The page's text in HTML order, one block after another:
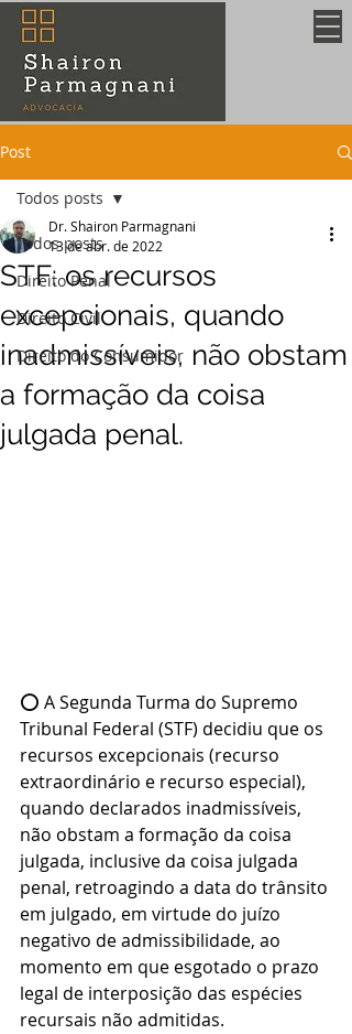
Post
Todos posts
Direito Penal
Direito Civil
Direito do Consumidor
Todos posts
STF: os recursos
excepcionais, quando
inadmissíveis, não obstam
a formação da coisa
julgada penal.
Dr. Shairon Parmagnani
13 de abr. de 2022
⭕ A Segunda Turma do Supremo
Tribunal Federal (STF) decidiu que os
recursos excepcionais (recurso
extraordinário e recurso especial),
quando declarados inadmissíveis,
não obstam a formação da coisa
julgada, inclusive da coisa julgada
penal, retroagindo a data do trânsito
em julgado, em virtude do juízo
negativo de admissibilidade, ao
momento em que esgotado o prazo
legal de interposição das espécies
recursais não admitidas.